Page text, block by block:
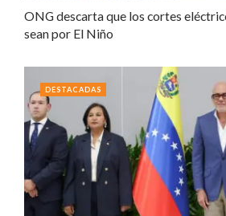
ONG descarta que los cortes
sean por El Niño
DESTACADAS